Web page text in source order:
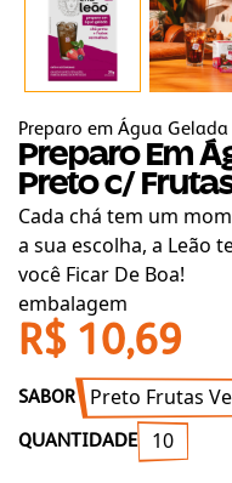
Preparo em Água Gelada
Preparo Em
Preto c/
Cada chá tem um
a sua escolha, a Leão
você Ficar De Boa!
embalagem
R$ 10,69
SABOR Preto Frutas
QUANTIDADE 10